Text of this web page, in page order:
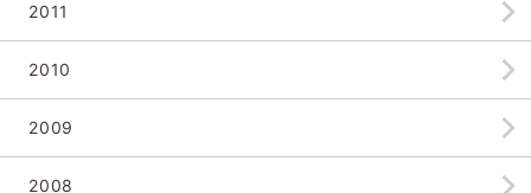
2011
2010
2009
2008